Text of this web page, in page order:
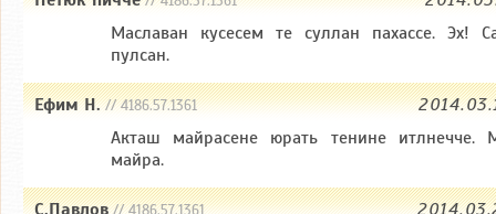
Маславан кусесем те суллан пахассе. Эх!
пулсан.
Ефим Н.// 4186.57.1361
Акташ майрасене юрать тенине итлнечче.
майра.